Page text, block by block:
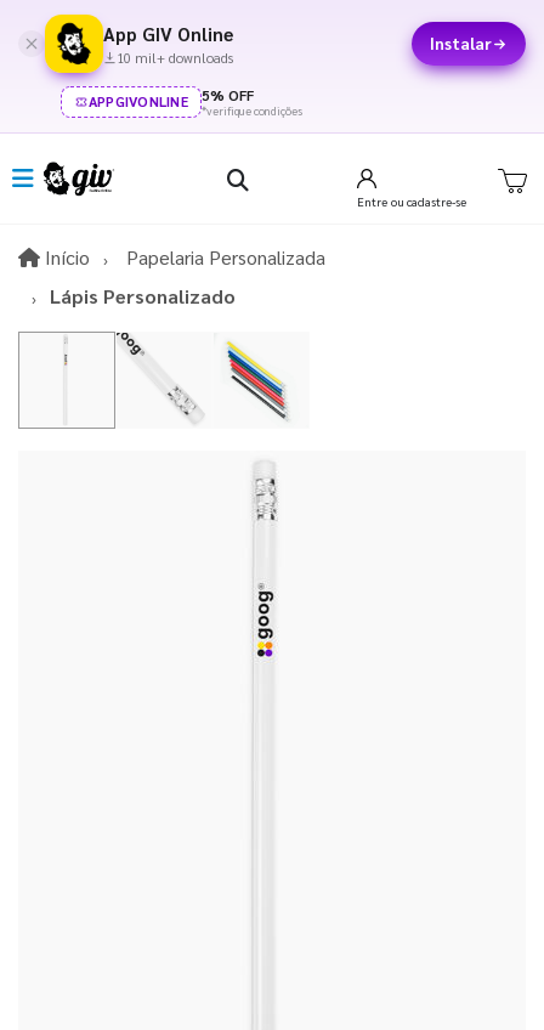
App GIV Online
10 mil+ downloads
Instalar
APPGIVONLINE 5% OFF
*verifique condições
Entre ou cadastre-se
Início InícioPapelaria Personalizada
Lápis Personalizado